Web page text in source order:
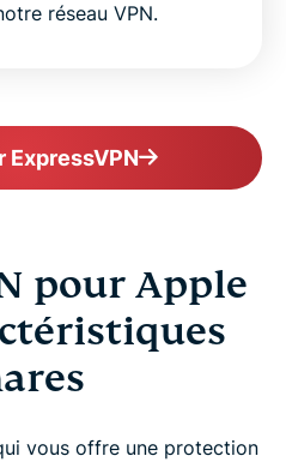
réseau VPN.
ExpressVPN
pour Apple
vous offre une protection